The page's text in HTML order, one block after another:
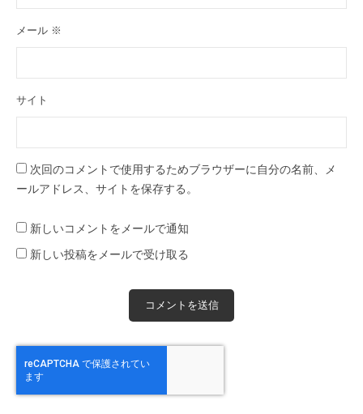
メール ※
サイト
次回のコメントで使用するためブラウザーに自分の名前、メ
ールアドレス、サイトを保存する。
新しいコメントをメールで通知
新しい投稿をメールで受け取る